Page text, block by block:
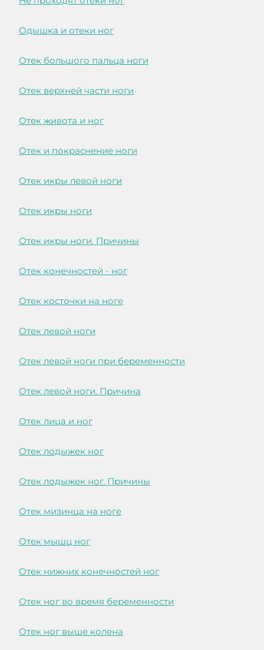
Одышка и отеки ног
Отек большого пальца ноги
Отек верхней части ноги
Отек живота и ног
Отек и покраснение ноги
Отек икры левой ноги
Отек икры ноги
Отек икры ноги. Причины
Отек конечностей - ног
Отек косточки на ноге
Отек левой ноги
Отек левой ноги при беременности
Отек левой ноги. Причина
Отек лица и ног
Отек лодыжек ног
Отек лодыжек ног. Причины
Отек мизинца на ноге
Отек мышц ног
Отек нижних конечностей ног
Отек ног во время беременности
Отек ног выше колена